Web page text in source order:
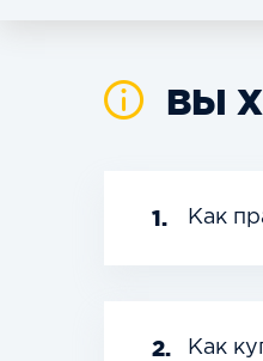
ВЫ
1. Как
2. Как